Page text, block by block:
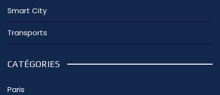
Smart City
Transports
CATÉGORIES
Paris